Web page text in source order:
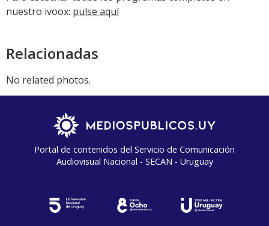
nuestro ivoox: pulse aquí
Relacionadas
No related photos.
Portal de contenidos del Servicio de Comunicación
Audiovisual Nacional - SECAN - Uruguay